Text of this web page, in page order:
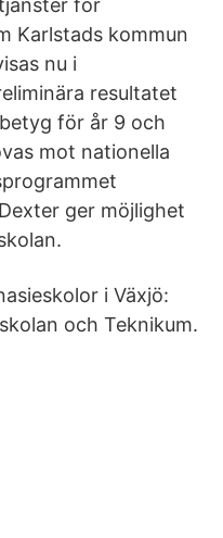
för
Karlstads kommun
nu i
resultatet
för år 9 och
mot nationella
ger möjlighet
i Växjö:
och Teknikum.